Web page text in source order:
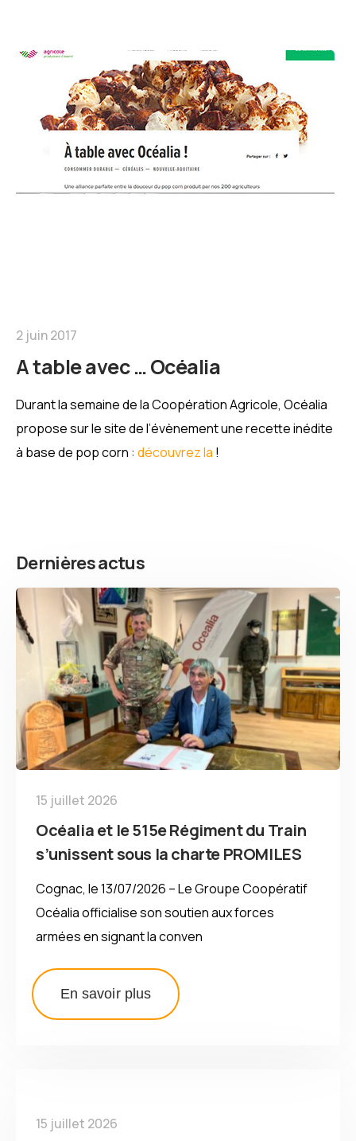
2 juin 2017
A table avec … Océalia
Durant la semaine de la Coopération Agricole, Océalia
propose sur le site de l’évènement une recette inédite
à base de pop corn : découvrez la !
Dernières actus
15 juillet 2026
Océalia et le 515e Régiment du Train
s’unissent sous la charte PROMILES
Cognac, le 13/07/2026 – Le Groupe Coopératif
Océalia officialise son soutien aux forces
armées en signant la conven
En savoir plus
15 juillet 2026